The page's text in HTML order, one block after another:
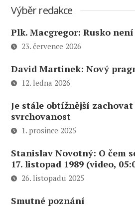
Výběr redakce
Plk. Macgregor: Rusko
23. července 2026
David Martinek: Nový
12. ledna 2026
Je stále obtížnější
svrchovanost
1. prosince 2025
Stanislav Novotný: O čem
17. listopad 1989 (video,
26. listopadu 2025
Smutné poznání